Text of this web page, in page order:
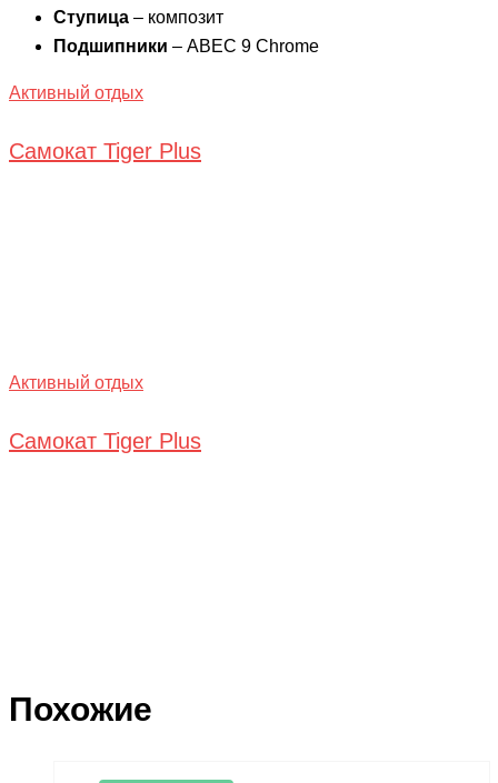
Ступица – композит
Подшипники – ABEC 9 Chrome
Активный отдых
Самокат Tiger Plus
Активный отдых
Самокат Tiger Plus
Похожие